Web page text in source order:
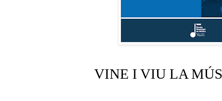
VINE I VIU LA